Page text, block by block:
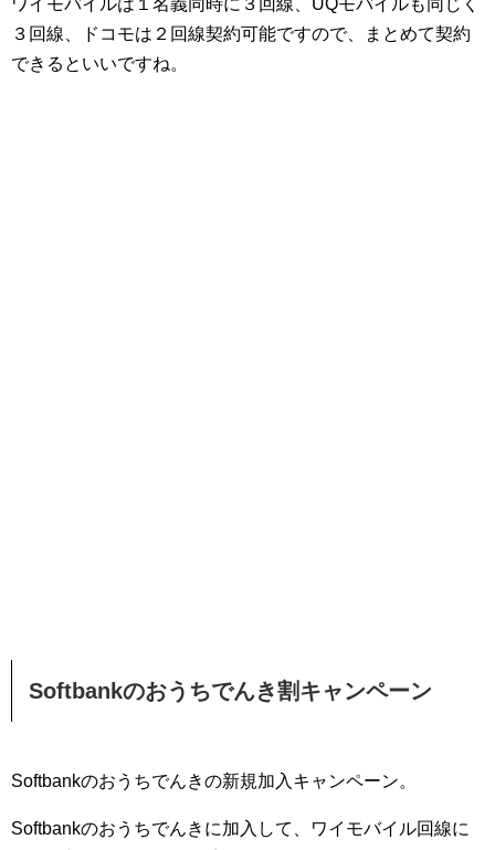
ワイモバイルは１名義同時に３回線、UQモバイルも同じく
３回線、ドコモは２回線契約可能ですので、まとめて契約
できるといいですね。
Softbankのおうちでんき割キャンペーン
Softbankのおうちでんきの新規加入キャンペーン。
Softbankのおうちでんきに加入して、ワイモバイル回線に